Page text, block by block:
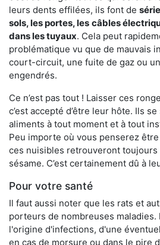
leurs dents effilées, ils font de
sols, les portes, les câbles
dans les tuyaux. Cela peut
problématique vu que de mauvais
court-circuit, une fuite de gaz ou
engendrés.
Ce n’est pas tout ! Laisser ces
c’est accepté d’être leur hôte. Ils
aliments à tout moment et à tout
Peu importe où vous penserez
ces nuisibles retrouveront toujours
sésame. C’est certainement dû à
Pour votre santé
Il faut aussi noter que les rats et
porteurs de nombreuses maladies.
l'origine d'infections, d'une
en cas de morsure ou dans le pire